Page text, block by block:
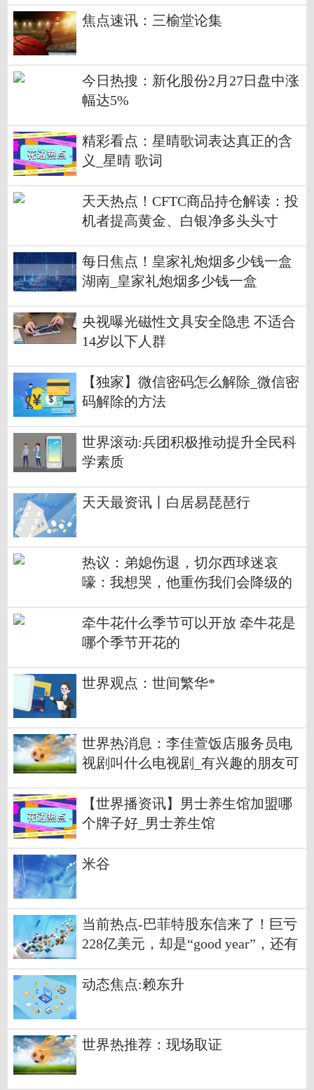
焦点速讯：三榆堂论集
今日热搜：新化股份2月27日盘中涨
幅达5%
精彩看点：星晴歌词表达真正的含
义_星晴 歌词
天天热点！CFTC商品持仓解读：投
机者提高黄金、白银净多头头寸
每日焦点！皇家礼炮烟多少钱一盒
湖南_皇家礼炮烟多少钱一盒
央视曝光磁性文具安全隐患 不适合
14岁以下人群
【独家】微信密码怎么解除_微信密
码解除的方法
世界滚动:兵团积极推动提升全民科
学素质
天天最资讯丨白居易琵琶行
热议：弟媳伤退，切尔西球迷哀
嚎：我想哭，他重伤我们会降级的
牵牛花什么季节可以开放 牵牛花是
哪个季节开花的
世界观点：世间繁华*
世界热消息：李佳萱饭店服务员电
视剧叫什么电视剧_有兴趣的朋友可
【世界播资讯】男士养生馆加盟哪
个牌子好_男士养生馆
米谷
当前热点-巴菲特股东信来了！巨亏
228亿美元，却是“good year”，还有
动态焦点:赖东升
世界热推荐：现场取证